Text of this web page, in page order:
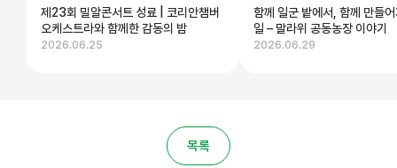
제23회 밀알콘서트 성료 | 코리안챔버
오케스트라와 함께한 감동의 밤
2026.06.25
함께 일군 밭에서, 함께 만들
일 – 말라위 공동농장 이야기
2026.06.29
목록